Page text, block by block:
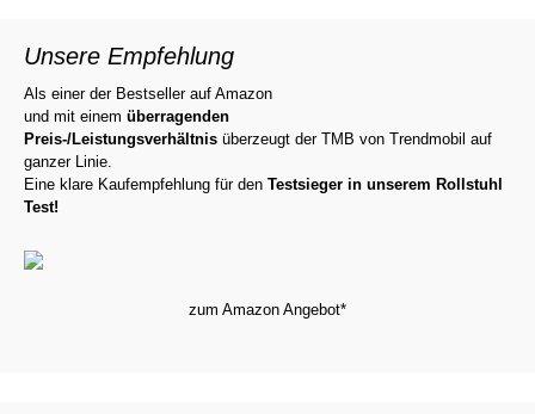
Unsere Empfehlung
Als einer der Bestseller auf Amazon
und mit einem überragenden
Preis-/Leistungsverhältnis überzeugt der TMB von Trendmobil auf
ganzer Linie.
Eine klare Kaufempfehlung für den Testsieger in unserem Rollstuhl
Test!
zum Amazon Angebot*